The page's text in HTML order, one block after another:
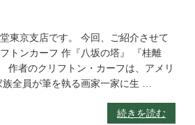
東京支店です。 今回、ご紹介させて
トンカーフ 作『八坂の塔』 『桂離
作者のクリフトン・カーフは、アメリ
族全員が筆を執る画家一家に生 …
続きを読む